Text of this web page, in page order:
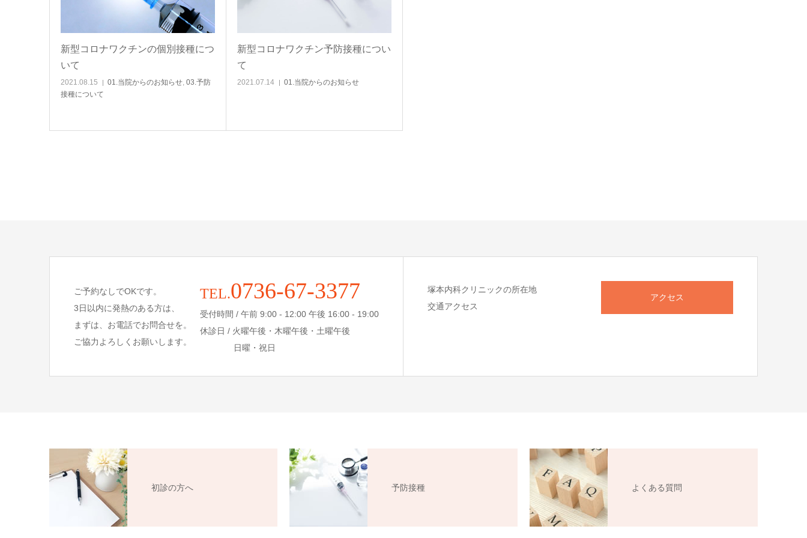
新型コロナワクチンの個別接種につ
いて
2021.08.15 01.当院からのお知らせ, 03.予防
接種について
新型コロナワクチン予防接種につい
て
2021.07.14 01.当院からのお知らせ
ご予約なしでOKです。
3日以内に発熱のある方は、
まずは、お電話でお問合せを。
ご協力よろしくお願いします。
TEL.0736-67-3377
受付時間 / 午前 9:00 - 12:00 午後 16:00 - 19:00
休診日 / 火曜午後・木曜午後・土曜午後
日曜・祝日
塚本内科クリニックの所在地
交通アクセス
アクセス
初診の方へ 予防接種 よくある質問